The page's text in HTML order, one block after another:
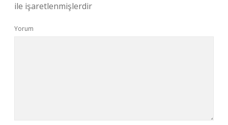
ile işaretlenmişlerdir
Yorum